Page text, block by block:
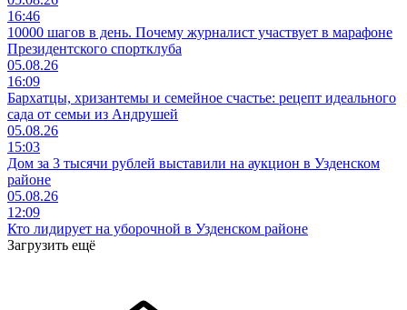
16:46
10000 шагов в день. Почему журналист участвует в марафоне
Президентского спортклуба
05.08.26
16:09
Бархатцы, хризантемы и семейное счастье: рецепт идеального
сада от семьи из Андрушей
05.08.26
15:03
Дом за 3 тысячи рублей выставили на аукцион в Узденском
районе
05.08.26
12:09
Кто лидирует на уборочной в Узденском районе
Загрузить ещё